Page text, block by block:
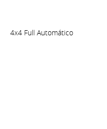
4x4 Full Automático